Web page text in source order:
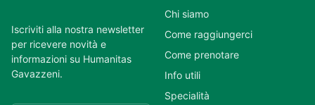
Iscriviti alla nostra newsletter
per ricevere novità e
informazioni su Humanitas
Gavazzeni.
Chi siamo
Come raggiungerci
Come prenotare
Info utili
Specialità